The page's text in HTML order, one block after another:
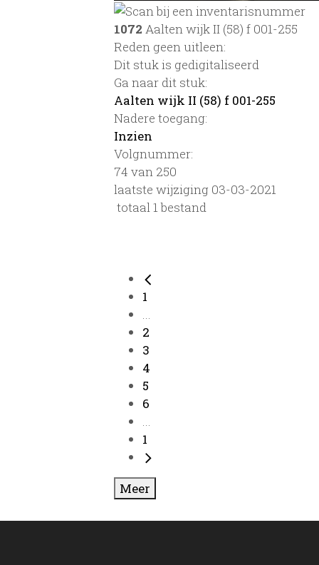
1072 Aalten wijk II (58) f 001-255
Reden geen uitleen:
Dit stuk is gedigitaliseerd
Ga naar dit stuk:
Aalten wijk II (58) f 001-255
Nadere toegang:
Inzien
Volgnummer:
74 van 250
laatste wijziging 03-03-2021
totaal 1 bestand
1
...
2
3
4
5
6
...
1
Meer